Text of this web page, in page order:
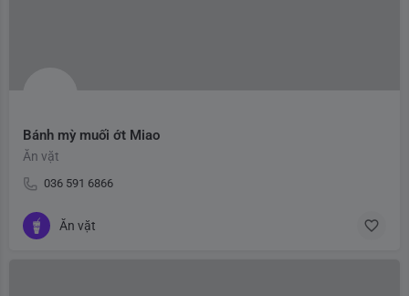
Bánh mỳ muối ớt Miao
Ăn vặt
036 591 6866
Ăn vặt